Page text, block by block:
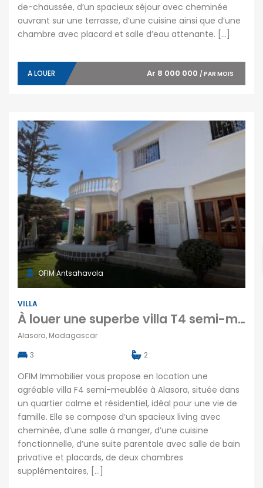
de-chaussée, d’un spacieux séjour avec cheminée
ouvrant sur une terrasse, d’une cuisine ainsi que d’une
chambre avec placard et salle d’eau attenante. […]
A LOUER Ar 8 000 000 / PAR MOIS
OFIM Antsahavola
VILLA
À louer une superbe villa T4 semi-meublée située dans un quartier calme à Alsaora
Alasora, Madagascar
3
2
OFIM Immobilier vous propose en location une
agréable villa F4 semi-meublée à Alasora, située dans
un quartier calme et résidentiel, idéal pour une vie de
famille. Elle se compose d’un spacieux living avec
cheminée, d’une salle à manger, d’une cuisine
fonctionnelle, d’une suite parentale avec salle de bain
privative et placards, de deux chambres
supplémentaires, […]